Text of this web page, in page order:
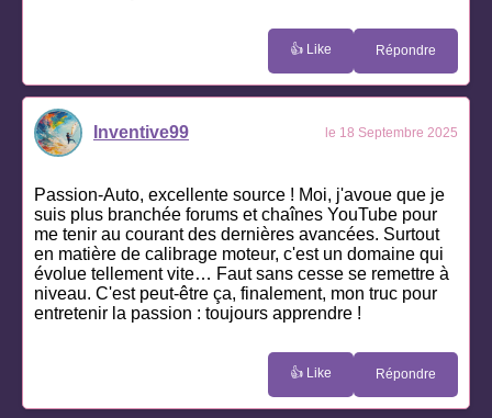
👍 Like Répondre
Inventive99 le 18 Septembre 2025
Passion-Auto, excellente source ! Moi, j'avoue que je
suis plus branchée forums et chaînes YouTube pour
me tenir au courant des dernières avancées. Surtout
en matière de calibrage moteur, c'est un domaine qui
évolue tellement vite… Faut sans cesse se remettre à
niveau. C'est peut-être ça, finalement, mon truc pour
entretenir la passion : toujours apprendre !
👍 Like Répondre